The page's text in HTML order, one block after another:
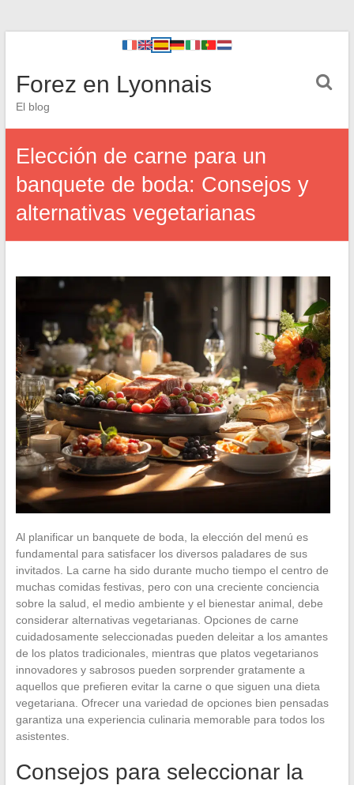
Forez en Lyonnais
El blog
Elección de carne para un
banquete de boda: Consejos y
alternativas vegetarianas
Al planificar un banquete de boda, la elección del menú es
fundamental para satisfacer los diversos paladares de sus
invitados. La carne ha sido durante mucho tiempo el centro de
muchas comidas festivas, pero con una creciente conciencia
sobre la salud, el medio ambiente y el bienestar animal, debe
considerar alternativas vegetarianas. Opciones de carne
cuidadosamente seleccionadas pueden deleitar a los amantes
de los platos tradicionales, mientras que platos vegetarianos
innovadores y sabrosos pueden sorprender gratamente a
aquellos que prefieren evitar la carne o que siguen una dieta
vegetariana. Ofrecer una variedad de opciones bien pensadas
garantiza una experiencia culinaria memorable para todos los
asistentes.
Consejos para seleccionar la